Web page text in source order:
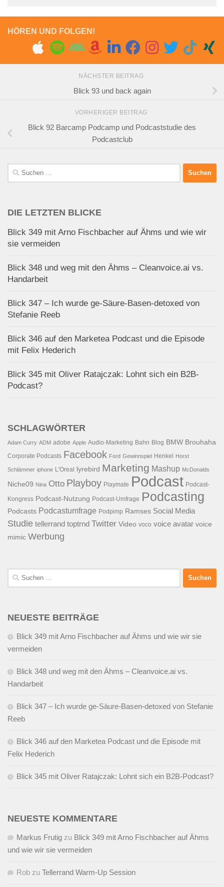
HÖREN UND FOLGEN!
NÄCHSTER BEITRAG
Blick 93 und back again
VORHERIGER BEITRAG
Blick 92 Barcamp Podcamp und Podcaststudie des
Podcastclub
Suchen
nach:
DIE LETZTEN BLICKE
Blick 349 mit Arno Fischbacher auf Ähms und wie wir
sie vermeiden
Blick 348 und weg mit den Ähms – Cleanvoice.ai vs.
Handarbeit
Blick 347 – Ich wurde ge-Säure-Basen-detoxed von
Stefanie Reeb
Blick 346 auf den Marketea Podcast und die Episode
mit Felix Hederich
Blick 345 mit Oliver Ratajczak: Lohnt sich ein B2B-
Podcast?
SCHLAGWÖRTER
Adam Curry ADM adobe Apple Audio-Marketing Bahn Blog BMW Brouhaha
Corporate Podcasts Facebook Ford Gewinnspiel Henkel Horst
Schlämmer iphone L'Oreal lyrebird Marketing Mashup McDonalds
Niche09 Nina Otto Playboy Playmate Podcast Podcast-
Kongress Podcast-Nutzung Podcast-Umfrage Podcasting
Podcasts Podcastumfrage Podpimp Ramses Social Media
Studie tellerrand toptrnd Twitter Video voco voice avatar voice
mimic Werbung
Suchen
nach:
NEUESTE BEITRÄGE
Blick 349 mit Arno Fischbacher auf Ähms und wie wir sie
vermeiden
Blick 348 und weg mit den Ähms – Cleanvoice.ai vs.
Handarbeit
Blick 347 – Ich wurde ge-Säure-Basen-detoxed von Stefanie
Reeb
Blick 346 auf den Marketea Podcast und die Episode mit
Felix Hederich
Blick 345 mit Oliver Ratajczak: Lohnt sich ein B2B-Podcast?
NEUESTE KOMMENTARE
Markus Frutig zu Blick 349 mit Arno Fischbacher auf Ähms
und wie wir sie vermeiden
Rob zu Tellerrand Warm-Up Session